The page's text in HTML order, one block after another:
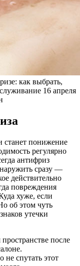
как выбрать,
16 апреля
станет понижение
регулярно
антифриз
сразу —
действительно
повреждения
хуже, если
об этом чуть
утечки
после
спутать этот